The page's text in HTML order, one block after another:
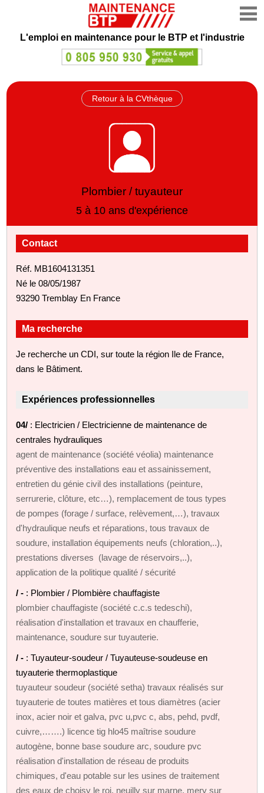
L'emploi en maintenance pour le BTP et l'industrie
Retour à la CVthèque
Plombier / tuyauteur
5 à 10 ans d'expérience
Contact
Réf. MB1604131351
Né le 08/05/1987
93290 Tremblay En France
Ma recherche
Je recherche un CDI, sur toute la région Ile de France,
dans le Bâtiment.
Expériences professionnelles
04/ : Electricien / Electricienne de maintenance de
centrales hydrauliques
agent de maintenance (société véolia) maintenance
préventive des installations eau et assainissement,
entretien du génie civil des installations (peinture,
serrurerie, clôture, etc…), remplacement de tous types
de pompes (forage / surface, relèvement,…), travaux
d'hydraulique neufs et réparations, tous travaux de
soudure, installation équipements neufs (chloration,..),
prestations diverses (lavage de réservoirs,..),
application de la politique qualité / sécurité
/ - : Plombier / Plombière chauffagiste
plombier chauffagiste (société c.c.s tedeschi),
réalisation d'installation et travaux en chaufferie,
maintenance, soudure sur tuyauterie.
/ - : Tuyauteur-soudeur / Tuyauteuse-soudeuse en
tuyauterie thermoplastique
tuyauteur soudeur (société setha) travaux réalisés sur
tuyauterie de toutes matières et tous diamètres (acier
inox, acier noir et galva, pvc u,pvc c, abs, pehd, pvdf,
cuivre,…….) licence tig hlo45 maîtrise soudure
autogène, bonne base soudure arc, soudure pvc
réalisation d'installation de réseau de produits
chimiques, d'eau potable sur les usines de traitement
des eaux de choisy le roi, neuilly sur marne, mery sur